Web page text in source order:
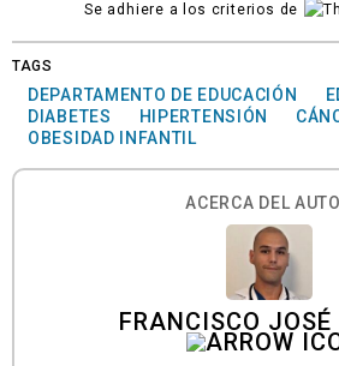
Se adhiere a los criterios de
TAGS
DEPARTAMENTO DE EDUCACIÓN
DIABETES
HIPERTENSIÓN
OBESIDAD INFANTIL
ACERCA DEL
FRANCISCO